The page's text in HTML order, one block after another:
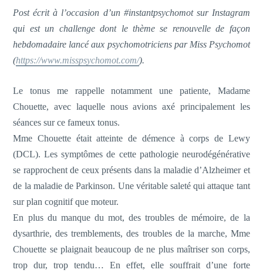
Post écrit à l’occasion d’un #instantpsychomot sur Instagram
qui est un challenge dont le thème se renouvelle de façon
hebdomadaire lancé aux psychomotriciens par Miss Psychomot
(https://www.misspsychomot.com/).
Le tonus me rappelle notamment une patiente, Madame
Chouette, avec laquelle nous avions axé principalement les
séances sur ce fameux tonus.
Mme Chouette était atteinte de démence à corps de Lewy
(DCL). Les symptômes de cette pathologie neurodégénérative
se rapprochent de ceux présents dans la maladie d’Alzheimer et
de la maladie de Parkinson. Une véritable saleté qui attaque tant
sur plan cognitif que moteur.
En plus du manque du mot, des troubles de mémoire, de la
dysarthrie, des tremblements, des troubles de la marche, Mme
Chouette se plaignait beaucoup de ne plus maîtriser son corps,
trop dur, trop tendu… En effet, elle souffrait d’une forte